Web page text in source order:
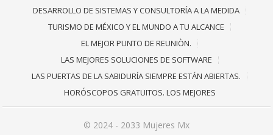
DESARROLLO DE SISTEMAS Y CONSULTORÍA A LA MEDIDA
TURISMO DE MÉXICO Y EL MUNDO A TU ALCANCE
EL MEJOR PUNTO DE REUNIÒN.
LAS MEJORES SOLUCIONES DE SOFTWARE
LAS PUERTAS DE LA SABIDURÍA SIEMPRE ESTÁN ABIERTAS.
HORÓSCOPOS GRATUITOS. LOS MEJORES
© 2024 - 2033 Mujeres Mx